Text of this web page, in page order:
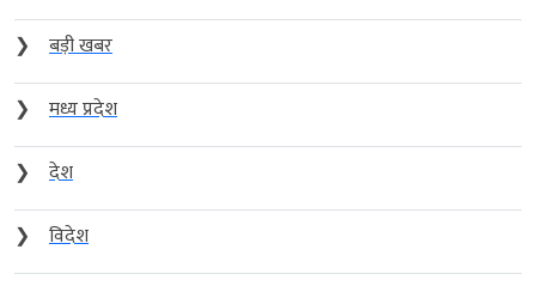
❯
बड़ी खबर
❯
मध्य प्रदेश
❯
देश
❯
विदेश